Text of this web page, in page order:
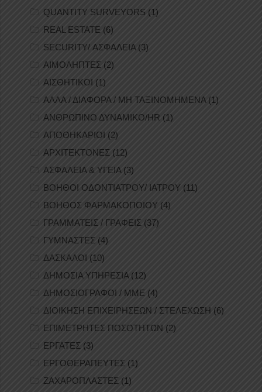
QUANTITY SURVEYORS (1)
REAL ESTATE (6)
SECURITY/ ΑΣΦΑΛΕΙΑ (3)
ΑΙΜΟΛΗΠΤΕΣ (2)
ΑΙΣΘΗΤΙΚΟΙ (1)
ΑΛΛΑ / ΔΙΑΦΟΡΑ / ΜΗ ΤΑΞΙΝΟΜΗΜΕΝΑ (1)
ΑΝΘΡΩΠΙΝΟ ΔΥΝΑΜΙΚΟ/HR (1)
ΑΠΟΘΗΚΑΡΙΟΙ (2)
ΑΡΧΙΤΕΚΤΟΝΕΣ (12)
ΑΣΦΑΛΕΙΑ & ΥΓΕΙΑ(3)
ΒΟΗΘΟΙ ΟΔΟΝΤΙΑΤΡΟΥ/ ΙΑΤΡΟΥ (11)
ΒΟΗΘΟΣ ΦΑΡΜΑΚΟΠΟΙΟΥ (4)
ΓΡΑΜΜΑΤΕΙΣ / ΓΡΑΦΕΙΣ (37)
ΓΥΜΝΑΣΤΕΣ (4)
ΔΑΣΚΑΛΟΙ (10)
ΔΗΜΟΣΙΑ ΥΠΗΡΕΣΙΑ (12)
ΔΗΜΟΣΙΟΓΡΑΦΟΙ / ΜΜΕ (4)
ΔΙΟΙΚΗΣΗ ΕΠΙΧΕΙΡΗΣΕΩΝ / ΣΤΕΛΕΧΩΣΗ (6)
ΕΠΙΜΕΤΡΗΤΕΣ ΠΟΣΟΤΗΤΩΝ (2)
ΕΡΓΑΤΕΣ (3)
ΕΡΓΟΘΕΡΑΠΕΥΤΕΣ (1)
ΖΑΧΑΡΟΠΛΑΣΤΕΣ (1)